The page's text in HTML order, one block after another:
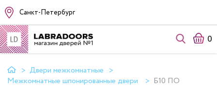
Санкт-Петербург
0
Двери межкомнатные
Межкомнатные шпонированные двери
Б10 ПО